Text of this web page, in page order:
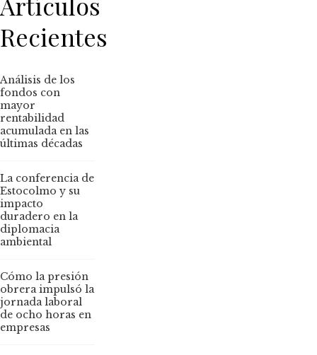
Recientes
Análisis de los
fondos con
mayor
rentabilidad
acumulada en las
últimas décadas
La conferencia de
Estocolmo y su
impacto
duradero en la
diplomacia
ambiental
Cómo la presión
obrera impulsó la
jornada laboral
de ocho horas en
empresas